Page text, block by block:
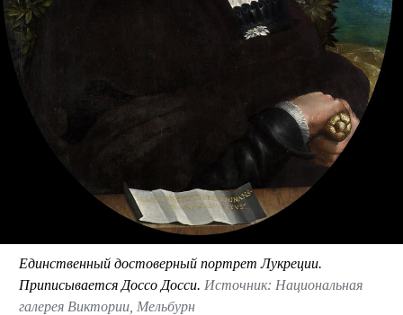
Единственный достоверный портрет Лукреции.
Приписывается Доссо Досси. Источник: Национальная
галерея Виктории, Мельбурн